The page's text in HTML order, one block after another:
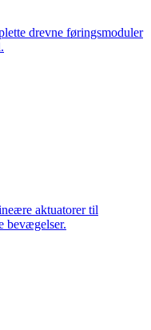
drevne føringsmoduler
aktuatorer til
bevægelser.